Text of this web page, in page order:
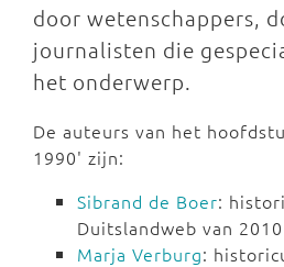
door wetenschappers,
journalisten die
het onderwerp.
De auteurs van het
1990' zijn:
Sibrand de Boer:
Duitslandweb van
Marja Verburg: